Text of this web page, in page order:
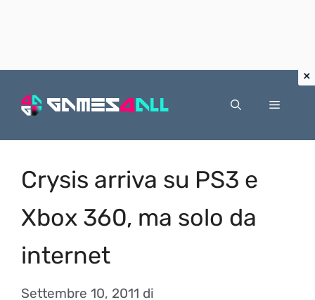
Menu
Crysis arriva su PS3 e
Xbox 360, ma solo da
internet
Settembre 10, 2011 di